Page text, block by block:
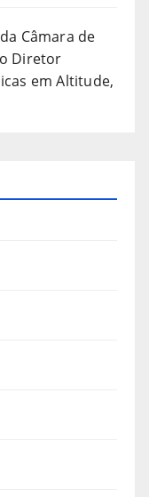
Câmara de
Diretor
em Altitude,